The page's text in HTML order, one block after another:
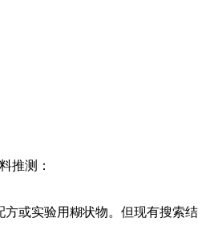
推测：
或实验用糊状物。但现有搜索结